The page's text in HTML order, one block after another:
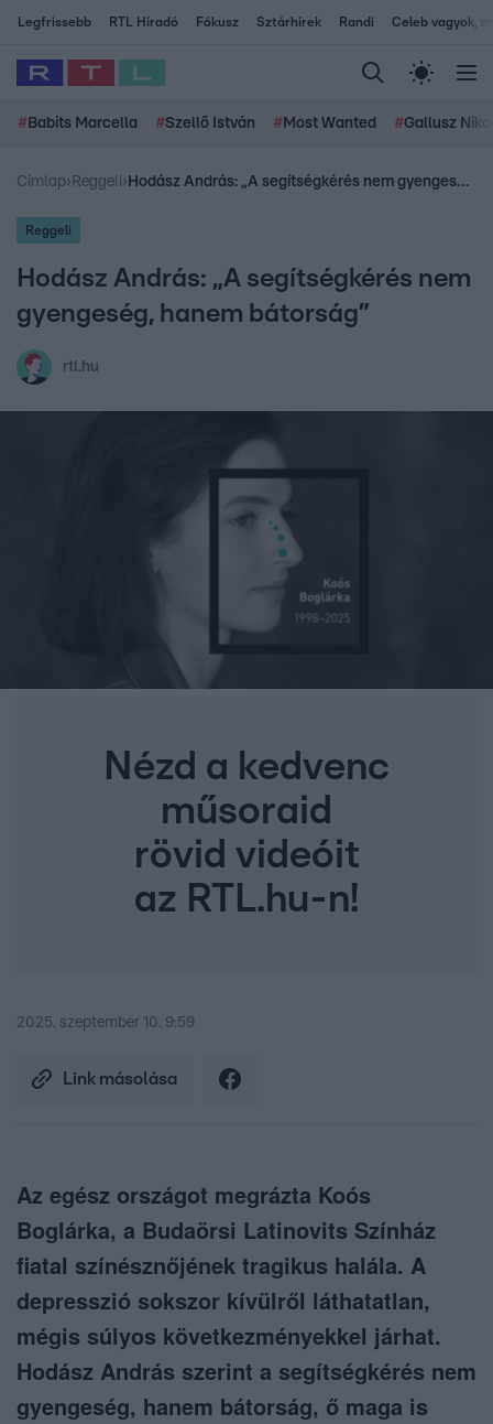
Legfrissebb RTL Híradó Fókusz Sztárhírek Randi Celeb vagyok,
# Babits Marcella #Szellő István # Most Wanted #Gallusz
Címlap› Reggeli› Hodász András: „A segítségkérés nem gyengeség, hanem bátorság”
Reggeli
Hodász András: „A segítségkérés nem
gyengeség, hanem bátorság”
rtl.hu
Nézd a kedvenc
műsoraid
rövid videóit
az RTL.hu-n!
2025. szeptember 10. 9:59
Link másolása
Az egész országot megrázta Koós
Boglárka, a Budaörsi Latinovits Színház
fiatal színésznőjének tragikus halála. A
depresszió sokszor kívülről láthatatlan,
mégis súlyos következményekkel járhat.
Hodász András szerint a segítségkérés nem
gyengeség, hanem bátorság, ő maga is